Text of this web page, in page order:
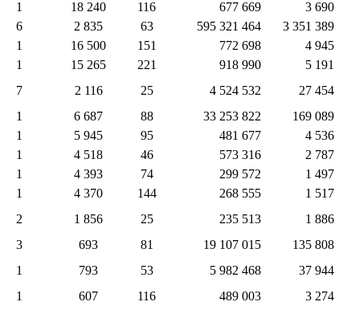
1 18 240 116 677 669
3 690
6 2 835 63 595 321 464
3 351 389
1 16 500 151 772 698
4 945
1 15 265 221 918 990
5 191
7 2 116 25 4 524 532
27 454
1 6 687 88 33 253 822
169 089
1 5 945 95 481 677
4 536
1 4 518 46 573 316
2 787
1 4 393 74 299 572
1 497
1 4 370 144 268 555
1 517
2 1 856 25 235 513
1 886
3 693 81 19 107 015
135 808
1 793 53 5 982 468
37 944
1 607 116 489 003 3 274